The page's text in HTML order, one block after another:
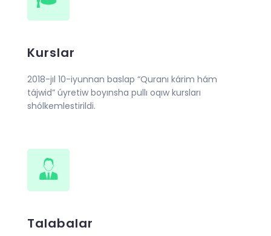
Kurslar
2018-jıl 10-iyunnan baslap “Quranı kárim hám
tájwid” úyretiw boyınsha pullı oqıw kursları
shólkemlestirildi.
Talabalar